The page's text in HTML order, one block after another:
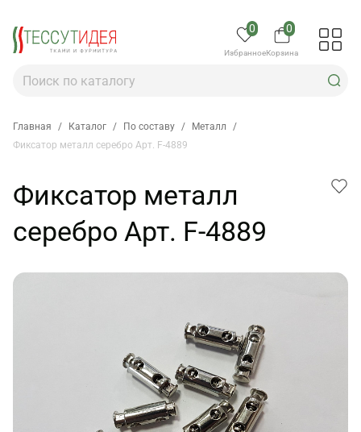
0
Избранное
0
Корзина
Главная / Каталог / По составу / Металл
/
Фиксатор металл серебро Арт. F-4889
Фиксатор металл
серебро Арт. F-4889